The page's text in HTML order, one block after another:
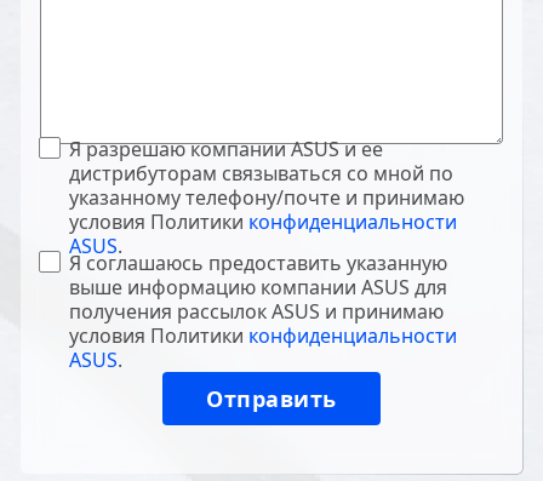
Я разрешаю компании ASUS и ее
дистрибуторам связываться со мной по
указанному телефону/почте и принимаю
условия Политики конфиденциальности
ASUS.
Я соглашаюсь предоставить указанную
выше информацию компании ASUS для
получения рассылок ASUS и принимаю
условия Политики конфиденциальности
ASUS.